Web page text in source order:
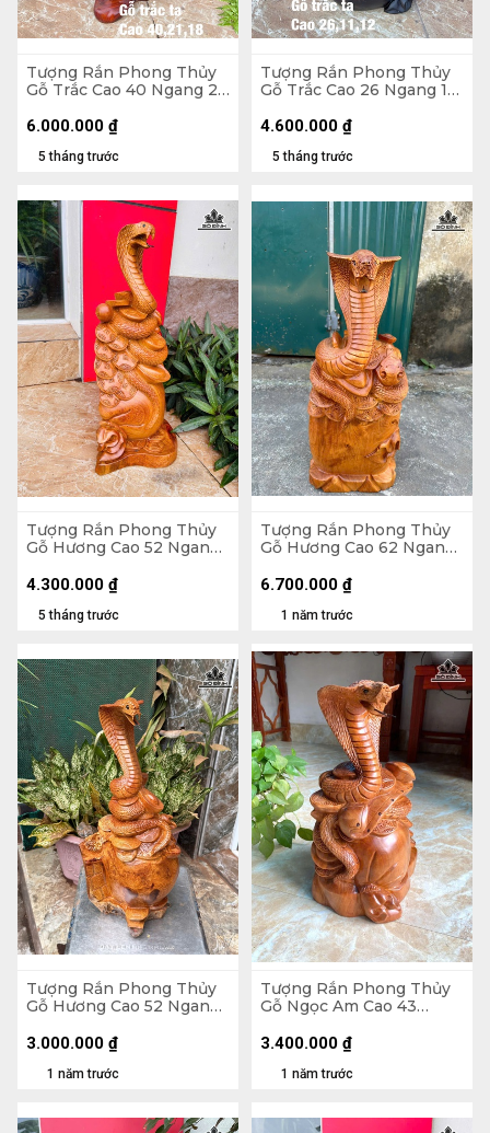
Tượng Rắn Phong Thủy
Gỗ Trắc Cao 40 Ngang 21
5 tháng trước
6.000.000 ₫
Tượng Rắn Phong Thủy
Gỗ Trắc Cao 26 Ngang 11
5 tháng trước
4.600.000 ₫
Tượng Rắn Phong Thủy
Gỗ Hương Cao 52 Ngang
5 tháng trước
4.300.000 ₫
Tượng Rắn Phong Thủy
Gỗ Hương Cao 62 Ngang
1 năm trước
6.700.000 ₫
Tượng Rắn Phong Thủy
Gỗ Hương Cao 52 Ngang
1 năm trước
3.000.000 ₫
Tượng Rắn Phong Thủy
Gỗ Ngọc Am Cao 43
1 năm trước
3.400.000 ₫